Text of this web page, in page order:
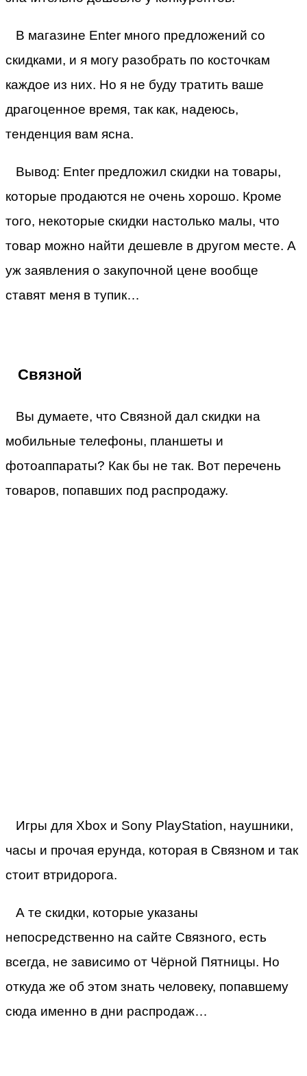
В магазине Enter много предложений со
скидками, и я могу разобрать по косточкам
каждое из них. Но я не буду тратить ваше
драгоценное время, так как, надеюсь,
тенденция вам ясна.
Вывод: Enter предложил скидки на товары,
которые продаются не очень хорошо. Кроме
того, некоторые скидки настолько малы, что
товар можно найти дешевле в другом месте. А
уж заявления о закупочной цене вообще
ставят меня в тупик…
Связной
Вы думаете, что Связной дал скидки на
мобильные телефоны, планшеты и
фотоаппараты? Как бы не так. Вот перечень
товаров, попавших под распродажу.
Игры для Xbox и Sony PlayStation, наушники,
часы и прочая ерунда, которая в Связном и так
стоит втридорога.
А те скидки, которые указаны
непосредственно на сайте Связного, есть
всегда, не зависимо от Чёрной Пятницы. Но
откуда же об этом знать человеку, попавшему
сюда именно в дни распродаж…